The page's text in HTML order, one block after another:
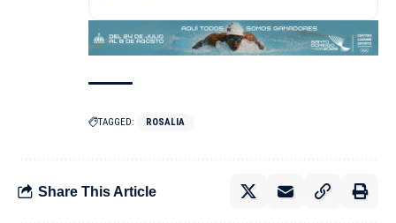
TAGGED: ROSALIA
Share This Article